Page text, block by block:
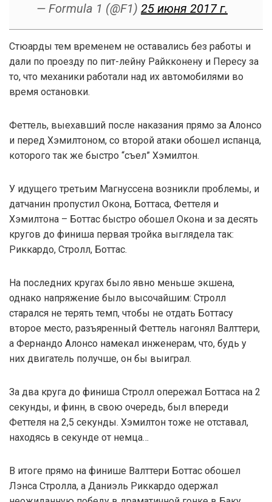
— Formula 1 (@F1) 25 июня 2017 г.
Стюарды тем временем не оставались без работы и
дали по проезду по пит-лейну Райкконену и Пересу за
то, что механики работали над их автомобилями во
время остановки.
Феттель, выехавший после наказания прямо за Алонсо
и перед Хэмилтоном, со второй атаки обошел испанца,
которого так же быстро “съел” Хэмилтон.
У идущего третьим Магнуссена возникли проблемы, и
датчанин пропустил Окона, Боттаса, Феттеля и
Хэмилтона – Боттас быстро обошел Окона и за десять
кругов до финиша первая тройка выглядела так:
Риккардо, Стролл, Боттас.
На последних кругах было явно меньше экшена,
однако напряжение было высочайшим: Стролл
старался не терять темп, чтобы не отдать Боттасу
второе место, разъяренный Феттель нагонял Валттери,
а Фернандо Алонсо намекал инженерам, что, будь у
них двигатель получше, он бы выиграл.
За два круга до финиша Стролл опережал Боттаса на 2
секунды, и финн, в свою очередь, был впереди
Феттеля на 2,5 секунды. Хэмилтон тоже не отставал,
находясь в секунде от немца…
В итоге прямо на финише Валттери Боттас обошел
Лэнса Стролла, а Даниэль Риккардо одержал